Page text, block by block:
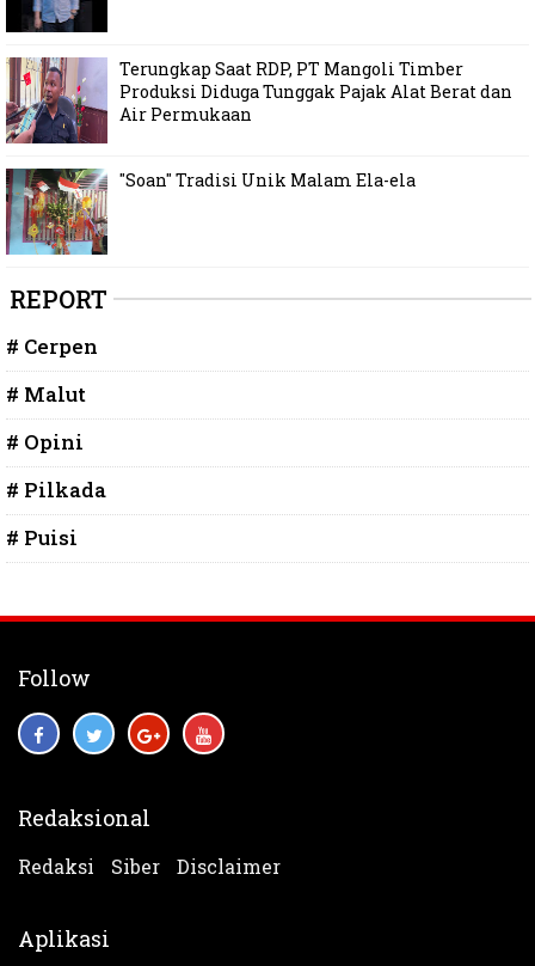
Terungkap Saat RDP, PT Mangoli Timber
Produksi Diduga Tunggak Pajak Alat Berat dan
Air Permukaan
"Soan" Tradisi Unik Malam Ela-ela
REPORT
# Cerpen
# Malut
# Opini
# Pilkada
# Puisi
Follow
Redaksional
Redaksi Siber Disclaimer
Aplikasi